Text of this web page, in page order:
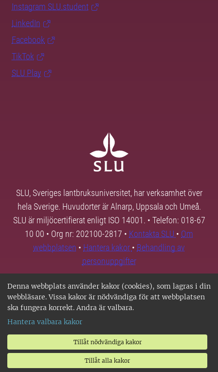
Denna webbplats använder kakor (cookies), som lagras i din
webbläsare. Vissa kakor är nödvändiga för att webbplatsen
ska fungera korrekt. Andra är valbara.
Hantera valbara kakor
Tillåt nödvändiga kakor
Tillåt alla kakor
Instagram SLU.student
LinkedIn
Facebook
TikTok
SLU Play
SLU, Sveriges lantbruksuniversitet, har verksamhet över
hela Sverige. Huvudorter är Alnarp, Uppsala och Umeå.
SLU är miljöcertifierat enligt ISO 14001. • Telefon: 018-67
10 00 • Org nr: 202100-2817 • Kontakta SLU • Om
webbplatsen • Hantera kakor • Behandling av
personuppgifter